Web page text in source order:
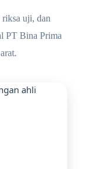
riksa uji, dan
PT Bina Prima